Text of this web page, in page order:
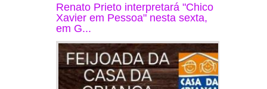
Renato Prieto interpretará "Chico
Xavier em Pessoa" nesta sexta,
em G...